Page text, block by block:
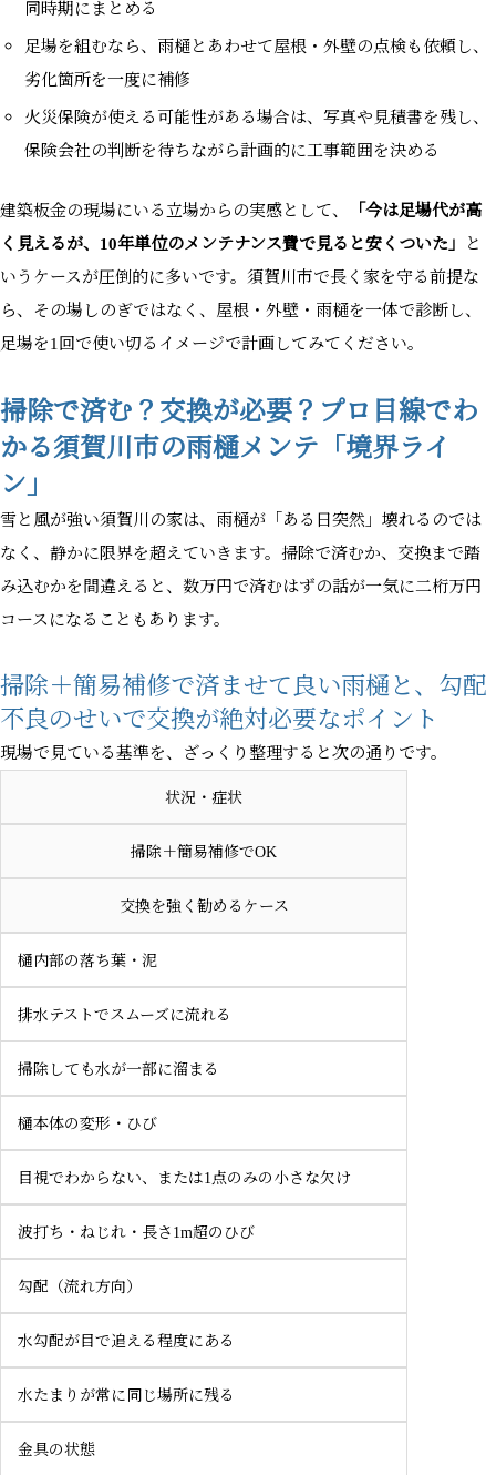
同時期にまとめる
足場を組むなら、雨樋とあわせて屋根・外壁の点検も依頼し、
劣化箇所を一度に補修
火災保険が使える可能性がある場合は、写真や見積書を残し、
保険会社の判断を待ちながら計画的に工事範囲を決める
建築板金の現場にいる立場からの実感として、
「今は足場代が高
く見えるが、10年単位のメンテナンス費で見ると安くついた」
と
いうケースが圧倒的に多いです。須賀川市で長く家を守る前提な
ら、その場しのぎではなく、屋根・外壁・雨樋を一体で診断し、
足場を1回で使い切るイメージで計画してみてください。
掃除で済む？交換が必要？プロ目線でわ
かる須賀川市の雨樋メンテ「境界ライ
ン」
雪と風が強い須賀川の家は、雨樋が「ある日突然」壊れるのでは
なく、静かに限界を超えていきます。掃除で済むか、交換まで踏
み込むかを間違えると、数万円で済むはずの話が一気に二桁万円
コースになることもあります。
掃除＋簡易補修で済ませて良い雨樋と、勾配
不良のせいで交換が絶対必要なポイント
現場で見ている基準を、ざっくり整理すると次の通りです。
状況・症状
掃除＋簡易補修でOK
交換を強く勧めるケース
樋内部の落ち葉・泥
排水テストでスムーズに流れる
掃除しても水が一部に溜まる
樋本体の変形・ひび
目視でわからない、または1点のみの小さな欠け
波打ち・ねじれ・長さ1m超のひび
勾配（流れ方向）
水勾配が目で追える程度にある
水たまりが常に同じ場所に残る
金具の状態